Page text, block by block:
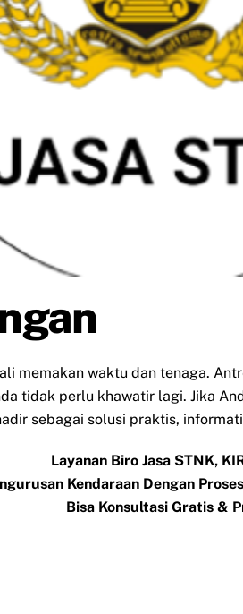
memakan waktu dan tenaga.
tidak perlu khawatir lagi. Jika
sebagai solusi praktis,
Layanan Biro Jasa STNK,
Kendaraan Dengan
Bisa Konsultasi Gratis &